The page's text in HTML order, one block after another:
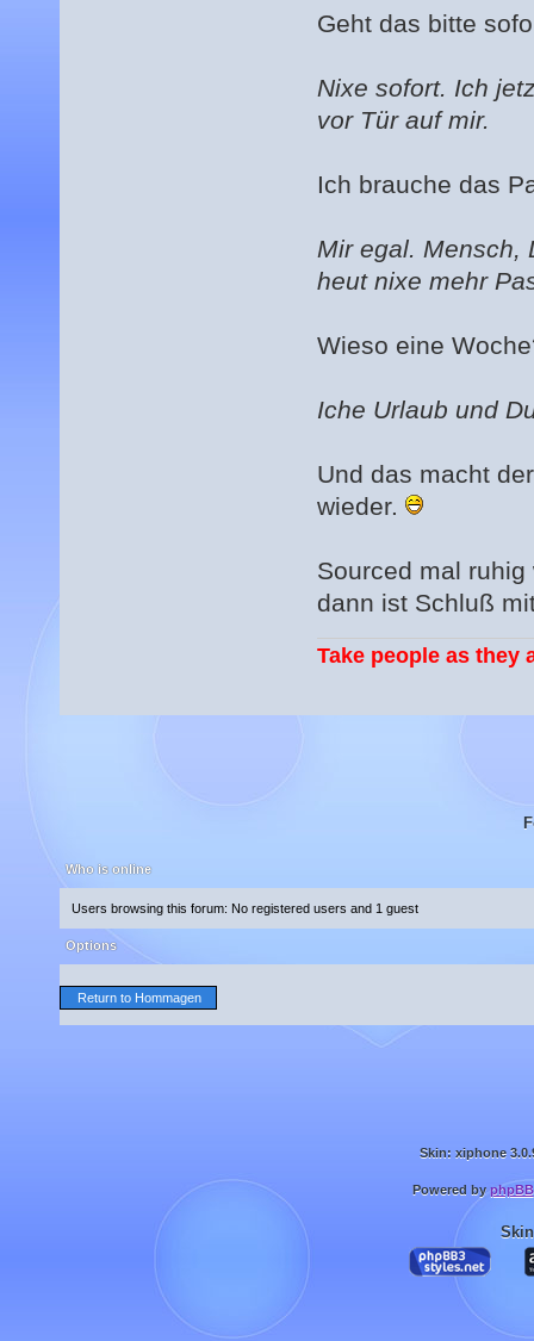
Geht das bitte
Nixe sofort. Ich
vor Tür auf mir.
Ich brauche das
Mir egal. Mensch,
heut nixe mehr
Wieso eine
Iche Urlaub und
Und das macht
wieder.
Sourced mal
dann ist Schluß
Take people as they
Who is online
Users browsing this forum: No registered users and 1 guest
Options
Return to Hommagen
Skin: xiphone
Powered by phpBB